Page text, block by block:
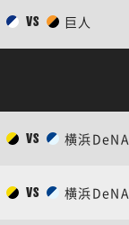
VS 巨人
VS 横浜DeNA
VS 横浜DeNA